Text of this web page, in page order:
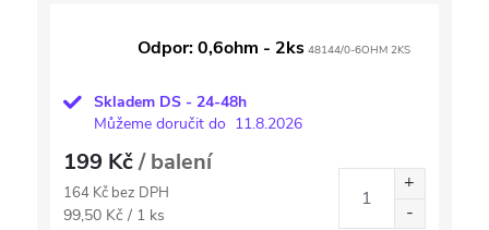
Odpor: 0,6ohm - 2ks 48144/0-6OHM 2KS
Skladem DS - 24-48h
Můžeme doručit do 11.8.2026
199 Kč/ balení
164 Kč bez DPH
Měrná
99,50 Kč / 1 ks